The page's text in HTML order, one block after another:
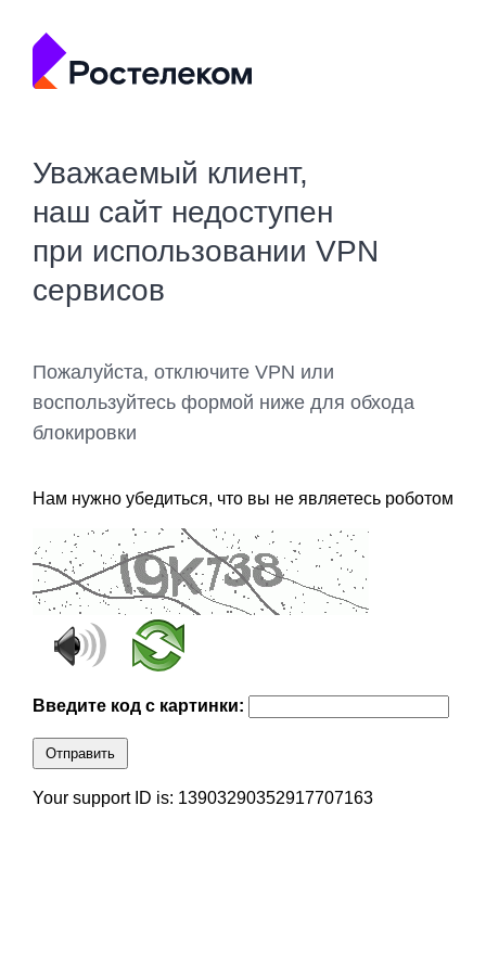
Уважаемый клиент,
наш сайт недоступен
при использовании VPN
сервисов
Пожалуйста, отключите VPN или
воспользуйтесь формой ниже для обхода
блокировки
Нам нужно убедиться, что вы не являетесь роботом
Введите код с картинки:
Отправить
Your support ID is: 13903290352917707163